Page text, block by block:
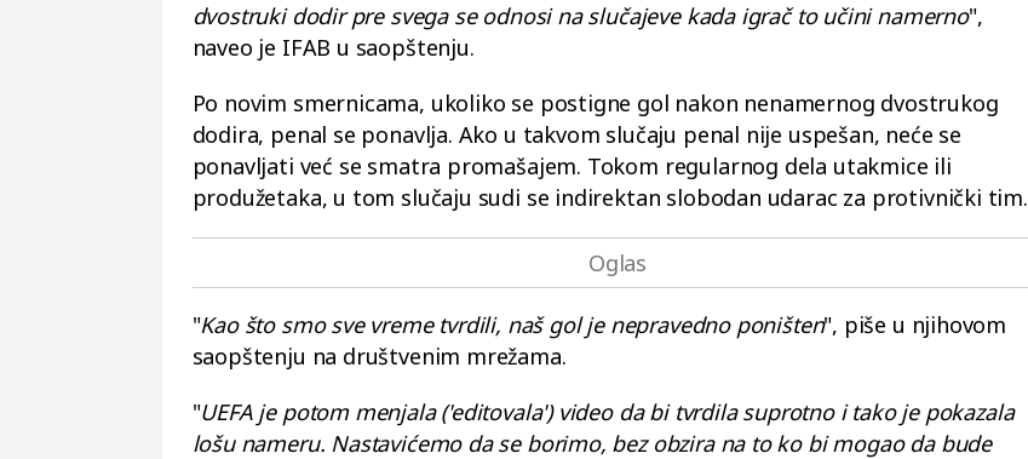
dvostruki dodir pre svega se odnosi na slučajeve kada igrač to učini namerno",
naveo je IFAB u saopštenju.
Po novim smernicama, ukoliko se postigne gol nakon nenamernog dvostrukog
dodira, penal se ponavlja. Ako u takvom slučaju penal nije uspešan, neće se
ponavljati već se smatra promašajem. Tokom regularnog dela utakmice ili
produžetaka, u tom slučaju sudi se indirektan slobodan udarac za protivnički tim.
"Kao što smo sve vreme tvrdili, naš gol je nepravedno poništen", piše u njihovom
saopštenju na društvenim mrežama.
"UEFA je potom menjala ('editovala') video da bi tvrdila suprotno i tako je pokazala
lošu nameru. Nastavićemo da se borimo, bez obzira na to ko bi mogao da bude